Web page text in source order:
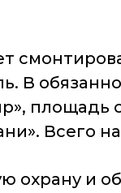
В
площадь
Всего
охрану и